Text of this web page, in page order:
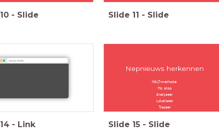
10 - Slide Slide 11 - Slide
www.vrt.be
14 - Link
Nepnieuws herkennen
HALT-methode:
Ho, stop
Analyseer
Lokaliseer
Traceer
Slide 15 - Slide